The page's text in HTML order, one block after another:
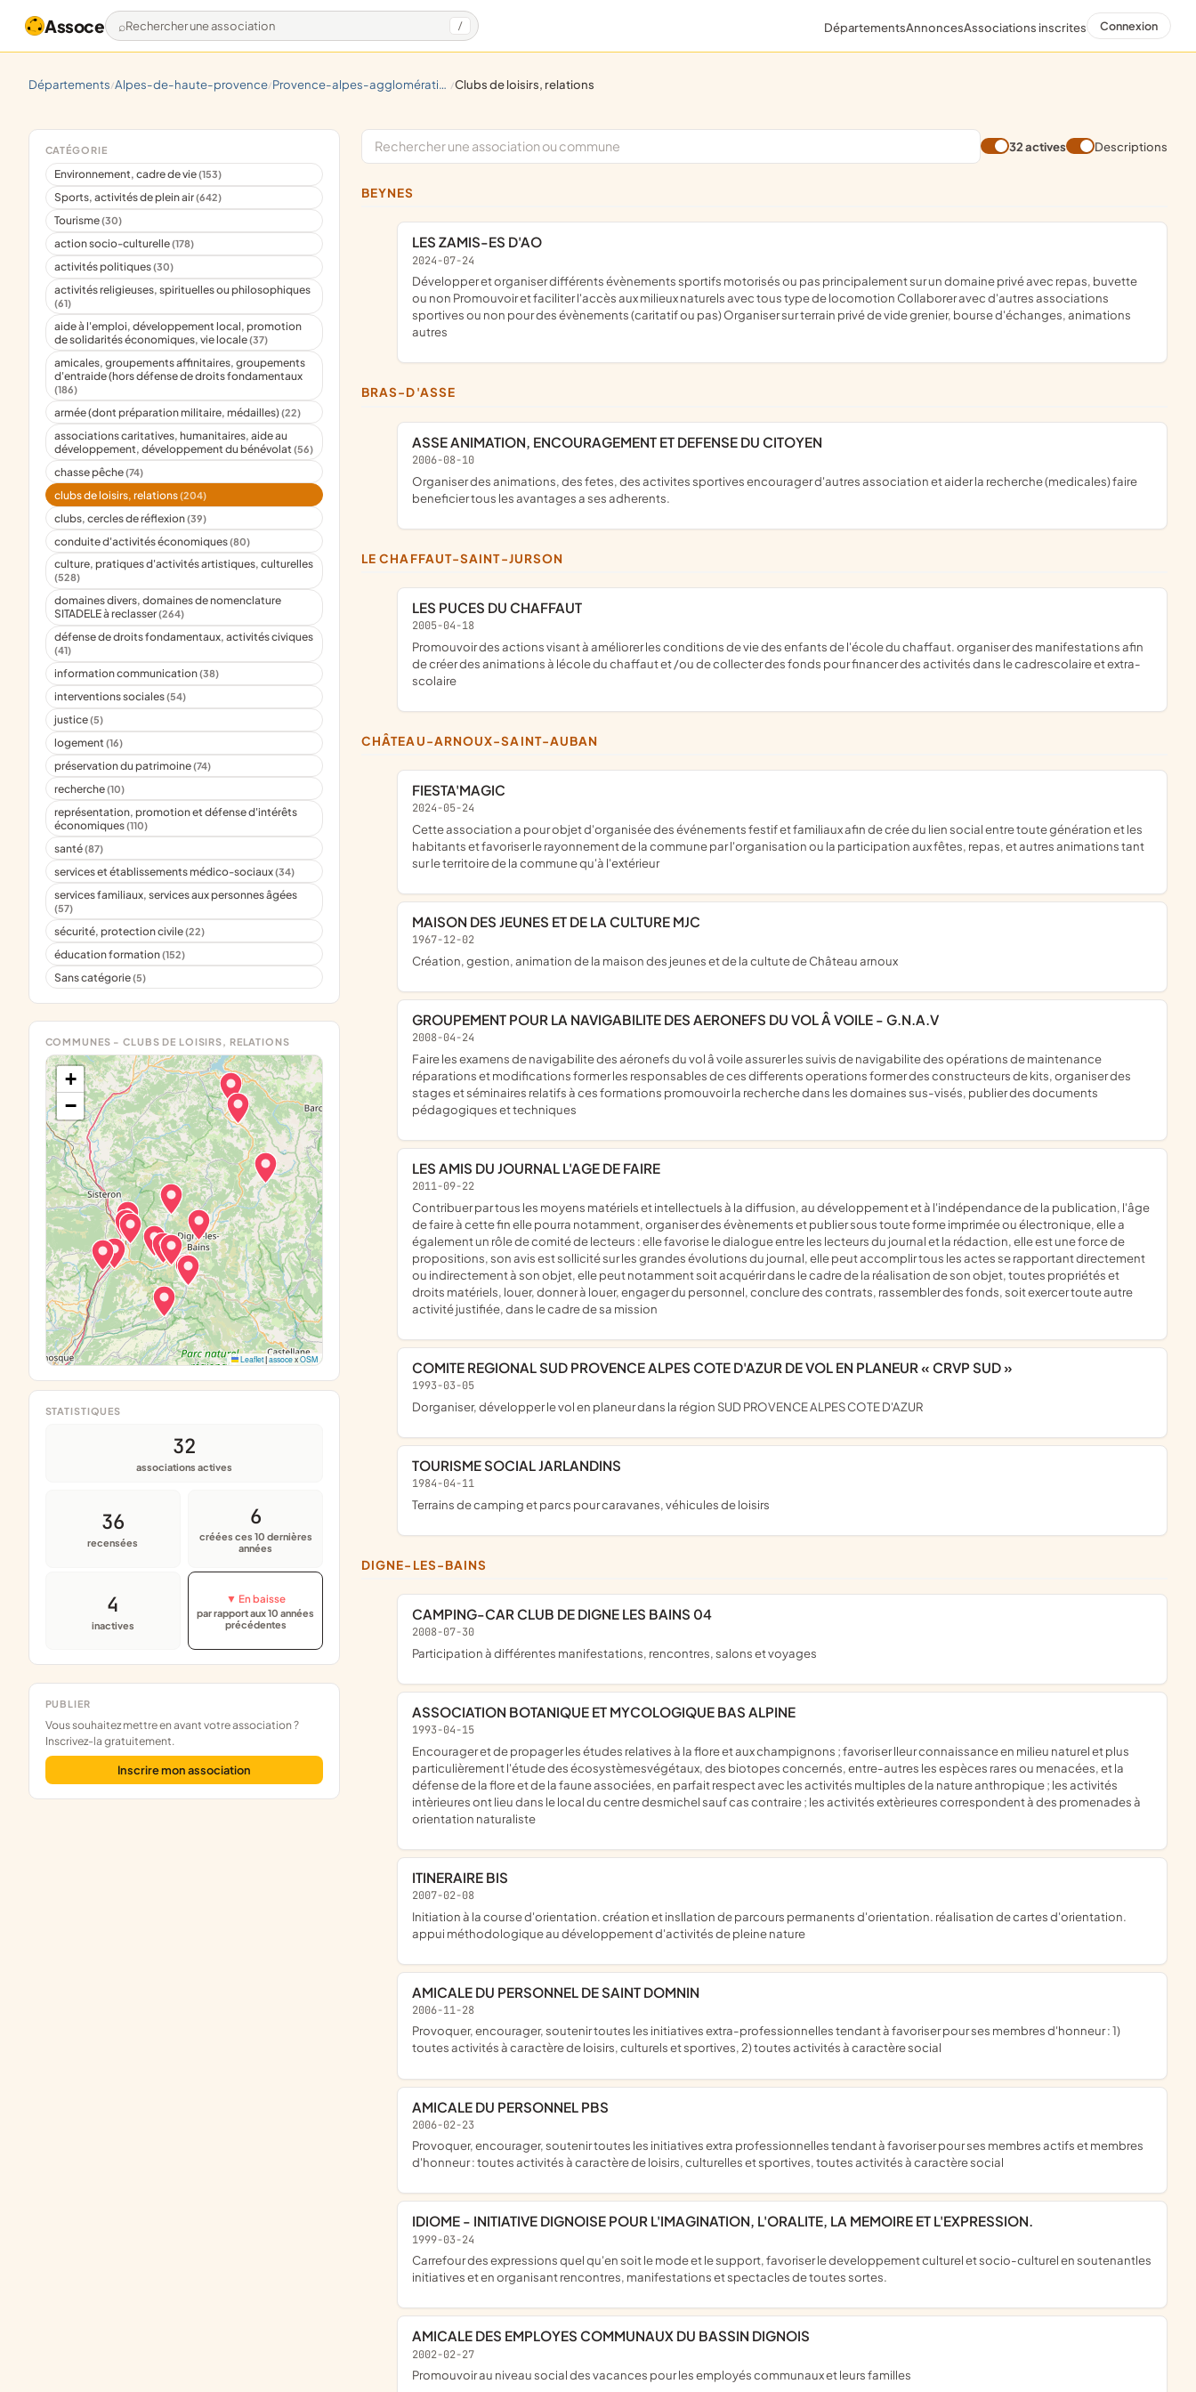
Assoce Rechercher une association / DépartementsAnnoncesAssociations inscrites Connexion
départements/ alpes-de-haute-provence/ provence-alpes-agglomération / clubs de loisirs, relations
CATÉGORIE
Environnement, cadre de vie(153)
Sports, activités de plein air(642)
Tourisme(30)
action socio-culturelle(178)
activités politiques(30)
activités religieuses, spirituelles ou philosophiques
(61)
aide à l'emploi, développement local, promotion
de solidarités économiques, vie locale(37)
amicales, groupements affinitaires, groupements
d'entraide (hors défense de droits fondamentaux
(186)
armée (dont préparation militaire, médailles)(22)
associations caritatives, humanitaires, aide au
développement, développement du bénévolat(56)
chasse pêche(74)
clubs de loisirs, relations(204)
clubs, cercles de réflexion(39)
conduite d'activités économiques(80)
culture, pratiques d'activités artistiques, culturelles
(528)
domaines divers, domaines de nomenclature
SITADELE à reclasser(264)
défense de droits fondamentaux, activités civiques
(41)
information communication(38)
interventions sociales(54)
justice(5)
logement(16)
préservation du patrimoine(74)
recherche(10)
représentation, promotion et défense d'intérêts
économiques(110)
santé(87)
services et établissements médico-sociaux(34)
services familiaux, services aux personnes âgées
(57)
sécurité, protection civile(22)
éducation formation(152)
Sans catégorie(5)
STATISTIQUES
32
associations actives
36
recensées
6
créées ces 10 dernières
années
4
inactives
▼ En baisse
par rapport aux 10 années
précédentes
PUBLIER
Vous souhaitez mettre en avant votre association ?
Inscrivez-la gratuitement.
Inscrire mon association
32 actives Descriptions
BEYNES
LES ZAMIS-ES D'AO
2024-07-24
développer et organiser différents évènements sportifs motorisés ou pas principalement sur un domaine privé avec repas, buvette
ou non Promouvoir et faciliter l'accès aux milieux naturels avec tous type de locomotion Collaborer avec d'autres associations
sportives ou non pour des évènements (caritatif ou pas) Organiser sur terrain privé de vide grenier, bourse d'échanges, animations
autres
BRAS-D'ASSE
ASSE ANIMATION, ENCOURAGEMENT ET DEFENSE DU CITOYEN
2006-08-10
organiser des animations, des fetes, des activites sportives encourager d'autres association et aider la recherche (medicales) faire
beneficier tous les avantages a ses adherents.
LE CHAFFAUT-SAINT-JURSON
LES PUCES DU CHAFFAUT
2005-04-18
promouvoir des actions visant à améliorer les conditions de vie des enfants de l'école du chaffaut. organiser des manifestations afin
de créer des animations à lécole du chaffaut et /ou de collecter des fonds pour financer des activités dans le cadrescolaire et extra-
scolaire
CHÂTEAU-ARNOUX-SAINT-AUBAN
FIESTA'MAGIC
2024-05-24
cette association a pour objet d'organisée des événements festif et familiaux afin de crée du lien social entre toute génération et les
habitants et favoriser le rayonnement de la commune par l'organisation ou la participation aux fêtes, repas, et autres animations tant
sur le territoire de la commune qu'à l'extérieur
MAISON DES JEUNES ET DE LA CULTURE MJC
1967-12-02
création, gestion, animation de la maison des jeunes et de la cultute de Château arnoux
GROUPEMENT POUR LA NAVIGABILITE DES AERONEFS DU VOL Â VOILE - G.N.A.V
2008-04-24
faire les examens de navigabilite des aéronefs du vol â voile assurer les suivis de navigabilite des opérations de maintenance
réparations et modifications former les responsables de ces differents operations former des constructeurs de kits, organiser des
stages et séminaires relatifs à ces formations promouvoir la recherche dans les domaines sus-visés, publier des documents
pédagogiques et techniques
LES AMIS DU JOURNAL L'AGE DE FAIRE
2011-09-22
contribuer par tous les moyens matériels et intellectuels à la diffusion, au développement et à l'indépendance de la publication, l'âge
de faire à cette fin elle pourra notamment, organiser des évènements et publier sous toute forme imprimée ou électronique, elle a
également un rôle de comité de lecteurs : elle favorise le dialogue entre les lecteurs du journal et la rédaction, elle est une force de
propositions, son avis est sollicité sur les grandes évolutions du journal, elle peut accomplir tous les actes se rapportant directement
ou indirectement à son objet, elle peut notamment soit acquérir dans le cadre de la réalisation de son objet, toutes propriétés et
droits matériels, louer, donner à louer, engager du personnel, conclure des contrats, rassembler des fonds, soit exercer toute autre
activité justifiée, dans le cadre de sa mission
COMITE REGIONAL SUD PROVENCE ALPES COTE D'AZUR DE VOL EN PLANEUR « CRVP SUD »
1993-03-05
Dorganiser, développer le vol en planeur dans la région SUD PROVENCE ALPES COTE D'AZUR
TOURISME SOCIAL JARLANDINS
1984-04-11
Terrains de camping et parcs pour caravanes, véhicules de loisirs
DIGNE-LES-BAINS
CAMPING-CAR CLUB DE DIGNE LES BAINS 04
2008-07-30
participation à différentes manifestations, rencontres, salons et voyages
ASSOCIATION BOTANIQUE ET MYCOLOGIQUE BAS ALPINE
1993-04-15
encourager et de propager les études relatives à la flore et aux champignons ; favoriser lleur connaissance en milieu naturel et plus
particulièrement l'étude des écosystèmesvégétaux, des biotopes concernés, entre-autres les espèces rares ou menacées, et la
défense de la flore et de la faune associées, en parfait respect avec les activités multiples de la nature anthropique ; les activités
intèrieures ont lieu dans le local du centre desmichel sauf cas contraire ; les activités extèrieures correspondent à des promenades à
orientation naturaliste
ITINERAIRE BIS
2007-02-08
initiation à la course d'orientation. création et insllation de parcours permanents d'orientation. réalisation de cartes d'orientation.
appui méthodologique au développement d'activités de pleine nature
AMICALE DU PERSONNEL DE SAINT DOMNIN
2006-11-28
provoquer, encourager, soutenir toutes les initiatives extra-professionnelles tendant à favoriser pour ses membres d'honneur : 1)
toutes activités à caractère de loisirs, culturels et sportives, 2) toutes activités à caractère social
AMICALE DU PERSONNEL PBS
2006-02-23
provoquer, encourager, soutenir toutes les initiatives extra professionnelles tendant à favoriser pour ses membres actifs et membres
d'honneur : toutes activités à caractère de loisirs, culturelles et sportives, toutes activités à caractère social
IDIOME - INITIATIVE DIGNOISE POUR L'IMAGINATION, L'ORALITE, LA MEMOIRE ET L'EXPRESSION.
1999-03-24
carrefour des expressions quel qu'en soit le mode et le support, favoriser le developpement culturel et socio-culturel en soutenantles
initiatives et en organisant rencontres, manifestations et spectacles de toutes sortes.
AMICALE DES EMPLOYES COMMUNAUX DU BASSIN DIGNOIS
2002-02-27
promouvoir au niveau social des vacances pour les employés communaux et leurs familles
COMMUNES - CLUBS DE LOISIRS, RELATIONS
+
−
Leaflet| assocexOSM